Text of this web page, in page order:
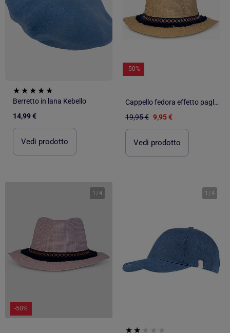
Berretto in lana Kebello
14,99 €
Vedi prodotto
-50%
Cappello fedora effetto paglia Kebello
19,95 € 9,95 €
Vedi prodotto
1 /4
-50%
1 /4